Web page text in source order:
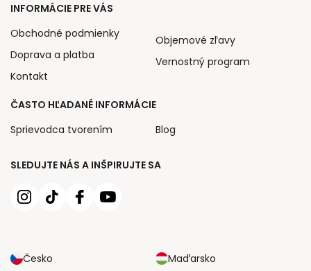
SLEDUJTE NÁS A INŠPIRUJTE SA
Česko
Maďarsko
INFORMÁCIE PRE VÁS
Obchodné podmienky
Doprava a platba
Kontakt
Objemové zľavy
Vernostný program
ČASTO HĽADANÉ INFORMÁCIE
Sprievodca tvorením
Blog